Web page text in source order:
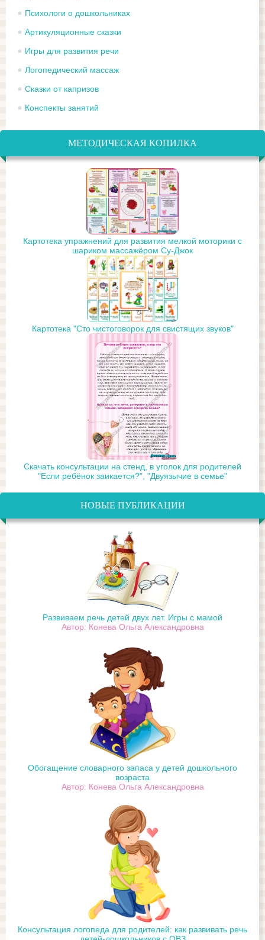
Психологи о дошкольниках
Артикуляционные сказки
Игры для развития речи
Логопедический массаж
Сказки от капризов
Конспекты занятий
МЕТОДИЧЕСКАЯ КОПИЛКА
Картотека упражнений для развития мелкой моторики с
шариком массажёром Су-Джок
Картотека "Сто чистоговорок для свистящих звуков"
Скачать консультации на стенд, в уголок для родителей
"Если ребёнок заикается?", "Двуязычие в семье"
НОВЫЕ ПУБЛИКАЦИИ
Развиваем речь детей двух лет. Игры с мамой
Автор: Конева Ольга Александровна
Обогащение словарного запаса у детей дошкольного
возраста
Автор: Конева Ольга Александровна
Консультация логопеда для родителей: как развивать речь